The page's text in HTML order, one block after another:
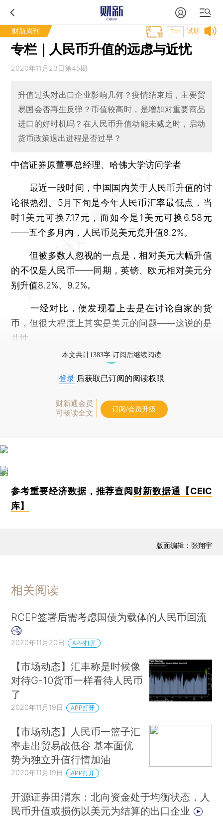
财新周刊 试听
T中
专栏｜人民币升值的远虑与近忧
2020年11月23日第45期
升值过头对出口企业影响几何？疫情结束后，主要贸
易国会否再生反弹？币值较高时，是增加对重要商品
进口的好时机吗？在人民币升值动能未减之时，启动
货币政策退出进程是否过早？
中信证券原董事总经理、哈佛大学访问学者
最近一段时间，中国国内关于人民币升值的讨
论很热烈。5月下旬是今年人民币汇率最低点，当
时1美元可换7.17元，而如今是1美元可换6.58元
——五个多月内，人民币兑美元竟升值8.2%。
但被多数人忽视的一点是，相对美元大幅升值
的不仅是人民币——同期，英镑、欧元相对美元分
别升值8.2%、9.2%。
一经对比，便发现看上去是在讨论自家的货
币，但很大程度上其实是美元的问题——这说的是
共性。
本文共计1383字 订阅后继续阅读
登录 后获取已订阅的阅读权限
财新通会员
可畅读全文
订阅/会员升级
参考重要经济数据，推荐查阅 财新数据通【CEIC
库】
版面编辑：张翔宇
相关阅读
RCEP签署后需考虑国债为载体的人民币回流
2020年11月20日 APP打开
【市场动态】汇丰称是时候像
对待G-10货币一样看待人民币
了
2020年11月19日 APP打开
【市场动态】人民币一篮子汇
率走出贸易战低谷 基本面优
势为独立升值行情加油
2020年11月19日 APP打开
开源证券田渭东：北向资金处于均衡状态，人
民币升值或损伤以美元为结算的出口企业